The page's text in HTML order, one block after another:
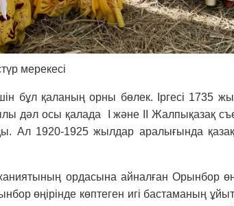
мерекесі
бұл қаланың орны бөлек. Іргесі 1735
дәл осы қалада І және ІІ Жалпықазақ
Ал 1920-1925 жылдар аралығында
ордасына айналған Орын­бор
өңірінде көптеген игі бастаманың